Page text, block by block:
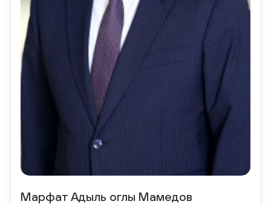
Марфат Адыль оглы Мамедов